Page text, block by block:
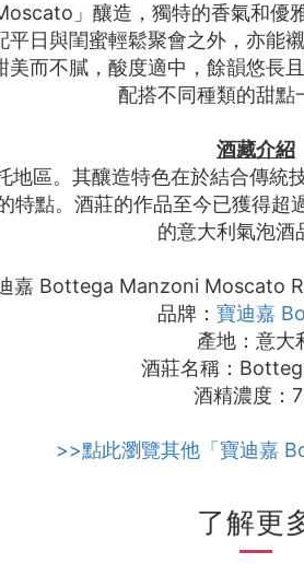
」釀造，獨特的香氣和優
日與閨蜜輕鬆聚會之外，亦
而不膩，酸度適中，餘韻悠
配搭不同種類的甜點
酒藏介紹
地區。其釀造特色在於結合傳
點。酒莊的作品至今已獲得
的意大利氣泡酒
嘉 Bottega ⁠Manzoni Moscato
品牌： 寶迪嘉
產地：意大
酒莊名稱：
酒精濃度：
>>點此瀏覽其他「寶迪嘉
了解更